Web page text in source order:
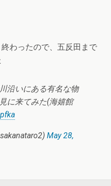
わったので、五反田まで
沿いにある有名な物
に来てみた(海嬉館
May 28,